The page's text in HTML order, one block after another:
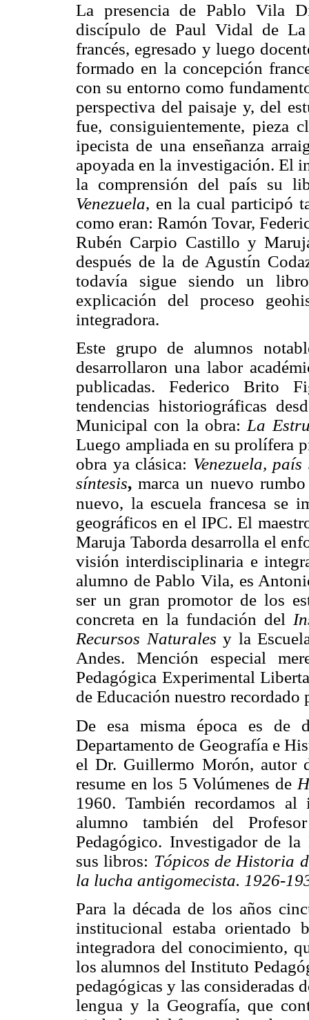
La presencia de Pablo Vila
discípulo de Paul Vidal de
francés, egresado y luego
formado en la concepción
con su entorno como
perspectiva del paisaje y, del
fue, consiguientemente, pieza
ipecista de una enseñanza
apoyada en la investigación. El
la comprensión del país su
Venezuela, en la cual participó
como eran: Ramón Tovar,
Rubén Carpio Castillo y
después de la de Agustín
todavía sigue siendo un
explicación del proceso
integradora.
Este grupo de alumnos
desarrollaron una labor
publicadas. Federico Brito
tendencias historiográficas
Municipal con la obra: La
Luego ampliada en su prolífera
obra ya clásica: Venezuela,
síntesis,marca un nuevo
nuevo, la escuela francesa se
geográficos en el IPC. El
Maruja Taborda desarrolla el
visión interdisciplinaria e
alumno de Pablo Vila, es
ser un gran promotor de los
concreta en la fundación del
Recursos Naturalesy la
Andes. Mención especial
Pedagógica Experimental
de Educación nuestro
De esa misma época es de
Departamento de Geografía e
el Dr. Guillermo Morón, autor
resume en los 5 Volúmenes de
1960. También recordamos al
alumno también del
Pedagógico. Investigador de la
sus libros: Tópicos de Historia
la lucha antigomecista. 1926-
Para la década de los años
institucional estaba orientado
integradora del conocimiento,
los alumnos del Instituto
pedagógicas y las consideradas
lengua y la Geografía, que